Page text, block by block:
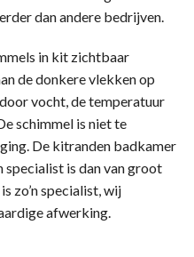
dan andere bedrijven.
in kit zichtbaar
de donkere vlekken op
vocht, de temperatuur
schimmel is niet te
De kitranden badkamer
specialist is dan van groot
zo’n specialist, wij
afwerking.